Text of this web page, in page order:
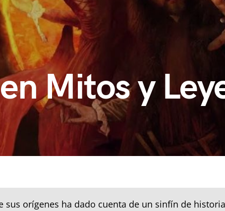
Mitos y
sus orígenes ha dado cuenta de un sinfín de